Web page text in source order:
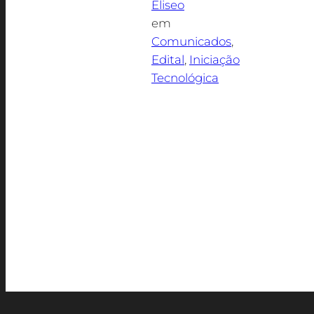
Eliseo
em
Comunicados
Edital, Iniciação
Tecnológica